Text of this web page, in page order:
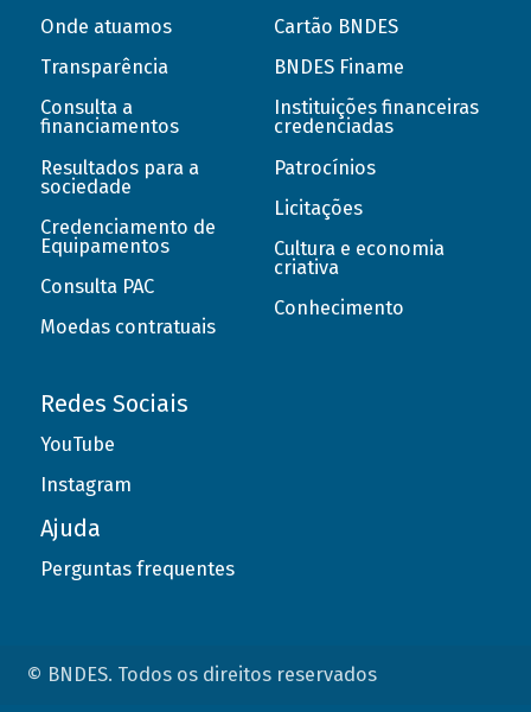
Onde atuamos
Transparência
Consulta a
financiamentos
Resultados para a
sociedade
Credenciamento de
Equipamentos
Consulta PAC
Moedas contratuais
Cartão BNDES
BNDES Finame
Instituições financeiras
credenciadas
Patrocínios
Licitações
Cultura e economia
criativa
Conhecimento
Redes Sociais
YouTube
Instagram
Ajuda
Perguntas frequentes
© BNDES. Todos os direitos reservados